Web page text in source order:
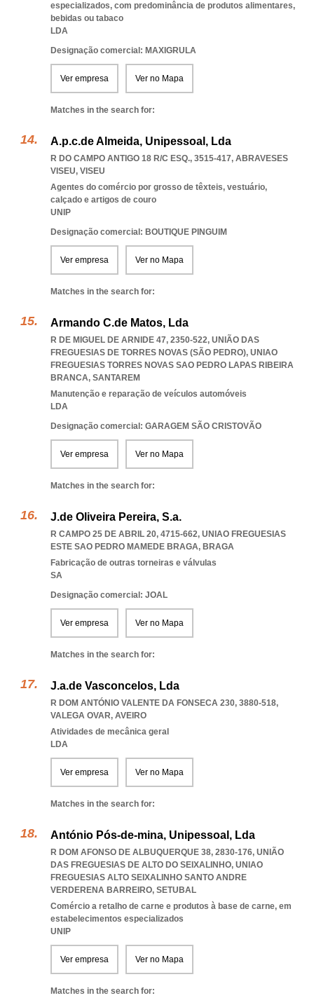
especializados, com predominância de produtos alimentares,
bebidas ou tabaco
LDA
Designação comercial: MAXIGRULA
Ver empresa Ver no Mapa
Matches in the search for:
A.p.c.de Almeida, Unipessoal, Lda
R DO CAMPO ANTIGO 18 R/C ESQ., 3515-417, ABRAVESES
VISEU, VISEU
Agentes do comércio por grosso de têxteis, vestuário,
calçado e artigos de couro
UNIP
Designação comercial: BOUTIQUE PINGUIM
Ver empresa Ver no Mapa
Matches in the search for:
Armando C.de Matos, Lda
R DE MIGUEL DE ARNIDE 47, 2350-522, UNIÃO DAS
FREGUESIAS DE TORRES NOVAS (SÃO PEDRO), UNIAO
FREGUESIAS TORRES NOVAS SAO PEDRO LAPAS RIBEIRA
BRANCA, SANTAREM
Manutenção e reparação de veículos automóveis
LDA
Designação comercial: GARAGEM SÃO CRISTOVÃO
Ver empresa Ver no Mapa
Matches in the search for:
J.de Oliveira Pereira, S.a.
R CAMPO 25 DE ABRIL 20, 4715-662, UNIAO FREGUESIAS
ESTE SAO PEDRO MAMEDE BRAGA, BRAGA
Fabricação de outras torneiras e válvulas
SA
Designação comercial: JOAL
Ver empresa Ver no Mapa
Matches in the search for:
J.a.de Vasconcelos, Lda
R DOM ANTÓNIO VALENTE DA FONSECA 230, 3880-518,
VALEGA OVAR, AVEIRO
Atividades de mecânica geral
LDA
Ver empresa Ver no Mapa
Matches in the search for:
António Pós-de-mina, Unipessoal, Lda
R DOM AFONSO DE ALBUQUERQUE 38, 2830-176, UNIÃO
DAS FREGUESIAS DE ALTO DO SEIXALINHO, UNIAO
FREGUESIAS ALTO SEIXALINHO SANTO ANDRE
VERDERENA BARREIRO, SETUBAL
Comércio a retalho de carne e produtos à base de carne, em
estabelecimentos especializados
UNIP
Ver empresa Ver no Mapa
Matches in the search for: